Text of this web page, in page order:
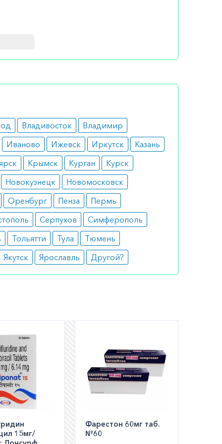
Владивосток
Владимир
Иваново Ижевск Иркутск
Казань
Крымск Курган
Курск
Новокузнецк
Новомосковск
Оренбург Пенза
Пермь
Серпухов
Симферополь
Тольятти Тула
Тюмень
Якутск Ярославль Другой?
15мг/
Фарестон 60мг таб.
№60